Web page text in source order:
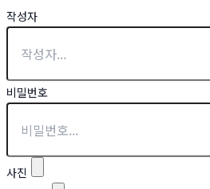
작성자
비밀번호
사진